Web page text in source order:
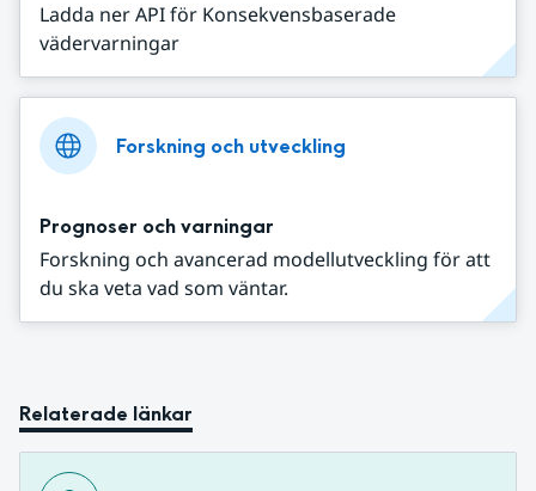
Ladda ner API för Konsekvensbaserade
vädervarningar
Forskning och utveckling
Prognoser och varningar
Forskning och avancerad modellutveckling för att
du ska veta vad som väntar.
Relaterade länkar